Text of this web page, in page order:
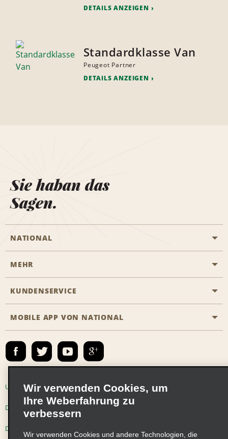
DETAILS ANZEIGEN
Standardklasse Van
Peugeot Partner
DETAILS ANZEIGEN
Sie haban das
Sagen.
NATIONAL
Eine Reservierung vornehmen
Das Business Rental Programm
Emerald Club Anmelden
MEHR
Karriere
KUNDENSERVICE
Barrierefreiheit
Kontakt
E-Mail anmelden
MOBILE APP VON NATIONAL
Unternehmensinformationen Nutzungsbedingungen
Datenschutzrichtlinie Cookie-Richtlinie
Datenschutzoptionen
Wir verwenden Cookies, um
Ihre Weberfahrung zu
verbessern
Wir verwenden Cookies und andere Technologien, die